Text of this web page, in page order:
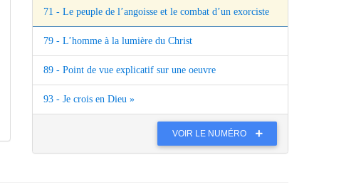
71 - Le peuple de l’angoisse et le combat d’un exorciste
79 - L’homme à la lumière du Christ
89 - Point de vue explicatif sur une oeuvre
93 - Je crois en Dieu »
VOIR LE NUMÉRO